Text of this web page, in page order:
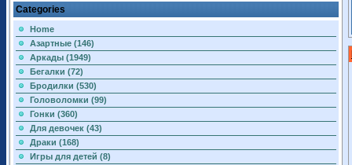
Categories
Home
Азартные (146)
Аркады (1949)
Бегалки (72)
Бродилки (530)
Головоломки (99)
Гонки (360)
Для девочек (43)
Драки (168)
Игры для детей (8)